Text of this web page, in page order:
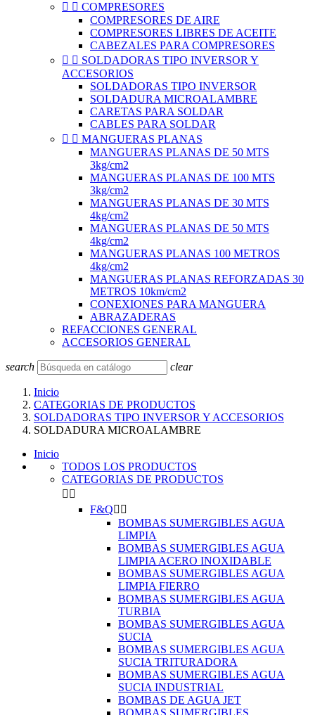
  COMPRESORES
COMPRESORES DE AIRE
COMPRESORES LIBRES DE ACEITE
CABEZALES PARA COMPRESORES
  SOLDADORAS TIPO INVERSOR Y
ACCESORIOS
SOLDADORAS TIPO INVERSOR
SOLDADURA MICROALAMBRE
CARETAS PARA SOLDAR
CABLES PARA SOLDAR
  MANGUERAS PLANAS
MANGUERAS PLANAS DE 50 MTS
3kg/cm2
MANGUERAS PLANAS DE 100 MTS
3kg/cm2
MANGUERAS PLANAS DE 30 MTS
4kg/cm2
MANGUERAS PLANAS DE 50 MTS
4kg/cm2
MANGUERAS PLANAS 100 METROS
4kg/cm2
MANGUERAS PLANAS REFORZADAS 30
METROS 10km/cm2
CONEXIONES PARA MANGUERA
ABRAZADERAS
REFACCIONES GENERAL
ACCESORIOS GENERAL
search clear
Inicio
CATEGORIAS DE PRODUCTOS
SOLDADORAS TIPO INVERSOR Y ACCESORIOS
SOLDADURA MICROALAMBRE
Inicio
TODOS LOS PRODUCTOS
CATEGORIAS DE PRODUCTOS
 
F&Q 
BOMBAS SUMERGIBLES AGUA
LIMPIA
BOMBAS SUMERGIBLES AGUA
LIMPIA ACERO INOXIDABLE
BOMBAS SUMERGIBLES AGUA
LIMPIA FIERRO
BOMBAS SUMERGIBLES AGUA
TURBIA
BOMBAS SUMERGIBLES AGUA
SUCIA
BOMBAS SUMERGIBLES AGUA
SUCIA TRITURADORA
BOMBAS SUMERGIBLES AGUA
SUCIA INDUSTRIAL
BOMBAS DE AGUA JET
BOMBAS SUMERGIBLES